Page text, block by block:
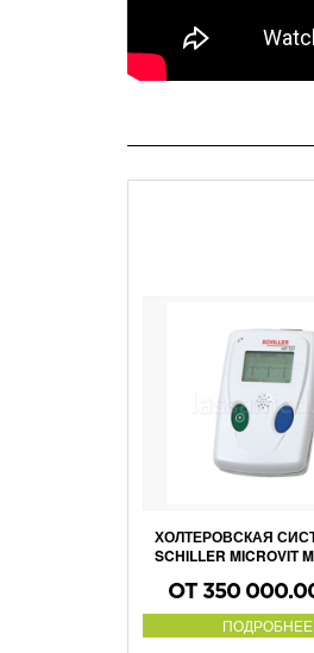
ХОЛТЕРОВСКАЯ
SCHILLER MICROVIT
ОТ 350
ПОДРОБНЕЕ